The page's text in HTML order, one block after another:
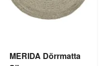
MERIDA Dörrmatta